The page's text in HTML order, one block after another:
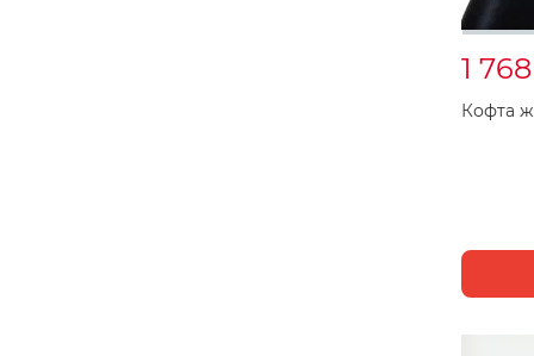
1
Кофта